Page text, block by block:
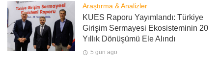
Araştırma & Analizler
KUES Raporu Yayımlandı: Türkiye
Girişim Sermayesi Ekosisteminin 20
Yıllık Dönüşümü Ele Alındı
5 gün ago